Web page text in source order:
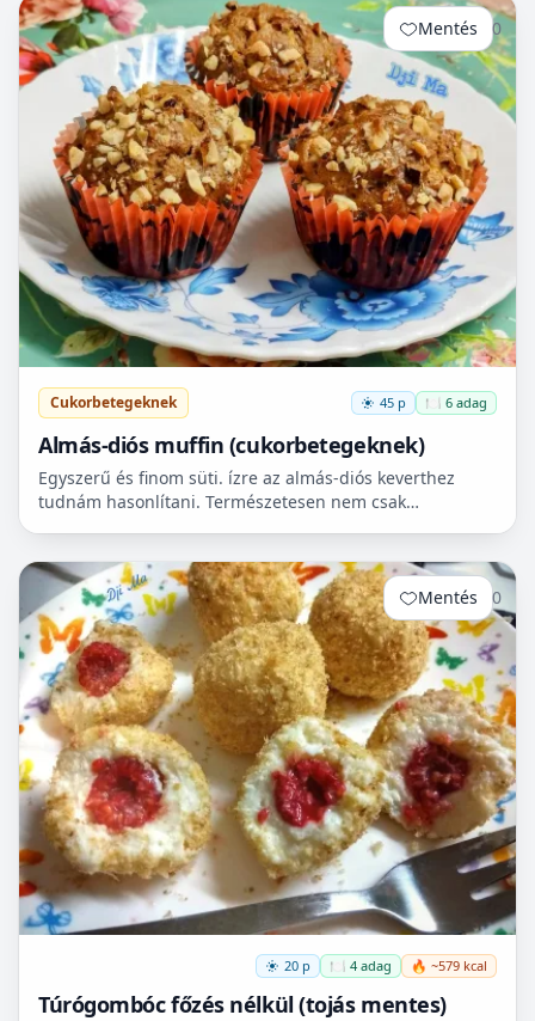
Mentés 0
Cukorbetegeknek 45 p 🍽️ 6 adag
Almás-diós muffin (cukorbetegeknek)
Egyszerű és finom süti. ízre az almás-diós keverthez
tudnám hasonlítani. Természetesen nem csak
Mentés 0
20 p 🍽️ 4 adag 🔥 ~579 kcal
Túrógombóc főzés nélkül (tojás mentes)